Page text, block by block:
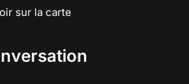
sur la carte